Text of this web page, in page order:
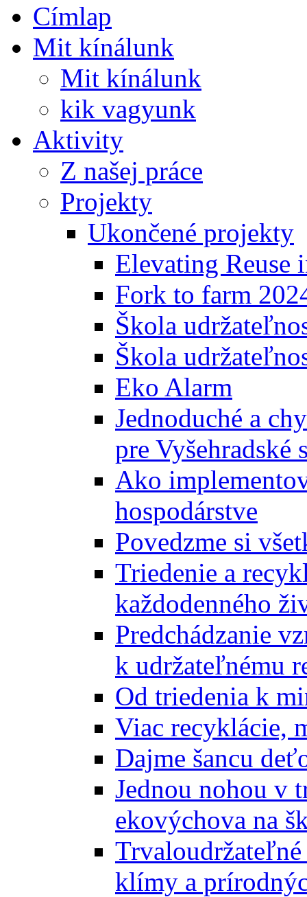
Címlap
Mit kínálunk
Mit kínálunk
kik vagyunk
Aktivity
Z našej práce
Projekty
Ukončené projekty
Elevating Reuse
Fork to farm
Škola
Škola
Eko Alarm
Jednoduché a
pre Vyšehradské
Ako
hospodárstve
Povedzme si
Triedenie a
každodenného
Predchádzanie
k udržateľnému
Od triedenia k
Viac recyklácie,
Dajme šancu
Jednou nohou v
ekovýchova na
klímy a